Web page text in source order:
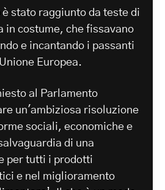
è stato raggiunto da teste di
in costume, che fissavano
e incantando i passanti
Europea.
al Parlamento
un'ambiziosa risoluzione
sociali, economiche e
di una
per tutti i prodotti
e nel miglioramento